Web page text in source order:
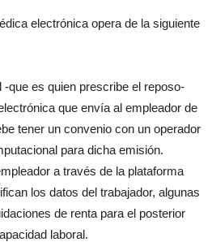
electrónica opera de la siguiente
-que es quien prescribe el reposo-
que envía al empleador de
tener un convenio con un operador
para dicha emisión.
a través de la plataforma
los datos del trabajador, algunas
de renta para el posterior
laboral.